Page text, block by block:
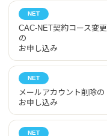
CAC-NET契約コース変更
の
お申し込み
メールアカウント削除の
お申し込み